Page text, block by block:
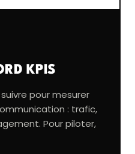
KPIS
pour mesurer
: trafic,
Pour piloter,